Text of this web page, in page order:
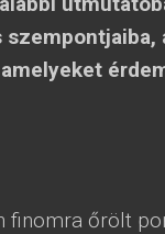
finomra őrölt